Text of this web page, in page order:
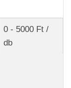
0 - 5000 Ft /
db